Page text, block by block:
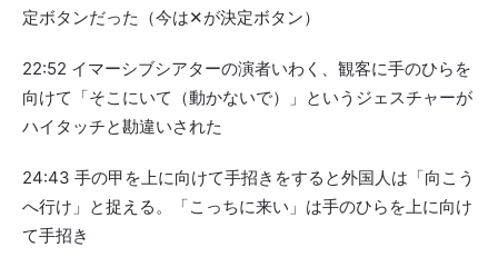
定ボタンだった（今は✕が決定ボタン）
22:52 イマーシブシアターの演者いわく、観客に手のひらを
向けて「そこにいて（動かないで）」というジェスチャーが
ハイタッチと勘違いされた
24:43 手の甲を上に向けて手招きをすると外国人は「向こう
へ行け」と捉える。「こっちに来い」は手のひらを上に向け
て手招き